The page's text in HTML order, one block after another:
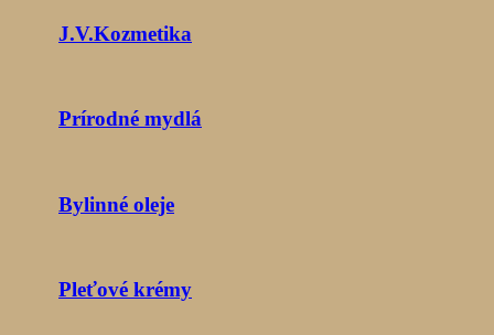
J.V.Kozmetika
Prírodné mydlá
Bylinné oleje
Pleťové krémy